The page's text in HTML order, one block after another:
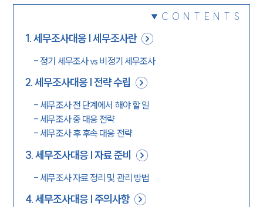
CONTENTS
1.세무조사대응 | 세무조사란
- 정기 세무조사 vs 비정기 세무조사
2.세무조사대응 | 전략 수립
- 세무조사 전 단계에서 해야 할 일
- 세무조사 중 대응 전략
- 세무조사 후 후속 대응 전략
3.세무조사대응 | 자료 준비
- 세무조사 자료 정리 및 관리 방법
4.세무조사대응 | 주의사항